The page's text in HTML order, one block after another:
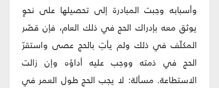
وأسبابه وجبت المبادرة إلى تحصيلها على نحوٍ
يوثق معه بإدراك الحج في ذلك العام، فإن قصّر
المكلّف في ذلك ولم يأتِ بالحج عصى واستقرّ
الحج في ذمته ووجب عليه أداؤه وإن زالت
الاستطاعة. مسألة: لا يجب الحج طول العمر في